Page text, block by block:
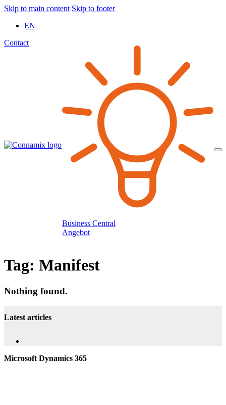
Skip to main content Skip to footer
EN
Contact
Business Central
Angebot
Tag: Manifest
Nothing found.
Latest articles
Microsoft Dynamics 365